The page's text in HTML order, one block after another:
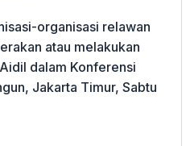
organisasi relawan
atau melakukan
dalam Konferensi
Jakarta Timur, Sabtu